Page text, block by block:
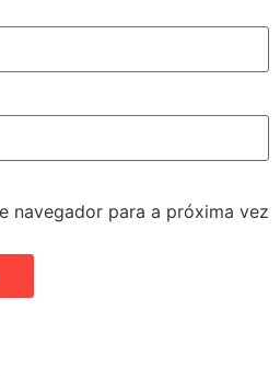
navegador para a próxima vez